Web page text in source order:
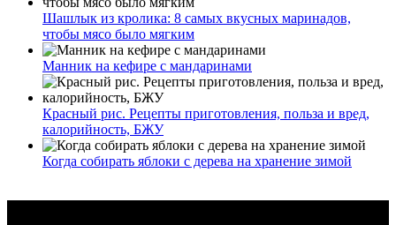
Шашлык из кролика: 8 самых вкусных маринадов,
чтобы мясо было мягким
Манник на кефире с мандаринами
Красный рис. Рецепты приготовления, польза и вред,
калорийность, БЖУ
Когда собирать яблоки с дерева на хранение зимой